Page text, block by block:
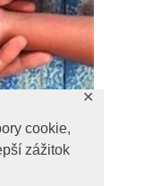
cookie,
zážitok
✕